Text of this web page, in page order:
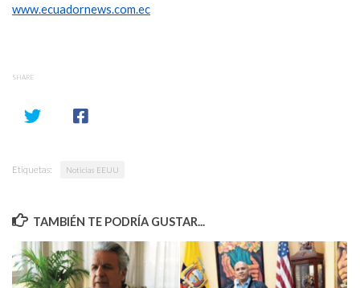
www.ecuadornews.com.ec
SHARE
Etiquetas: Noticias EEUU
TAMBIÉN TE PODRÍA GUSTAR...